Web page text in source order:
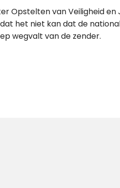
Opstelten van Veiligheid en
het niet kan dat de
wegvalt van de zender.